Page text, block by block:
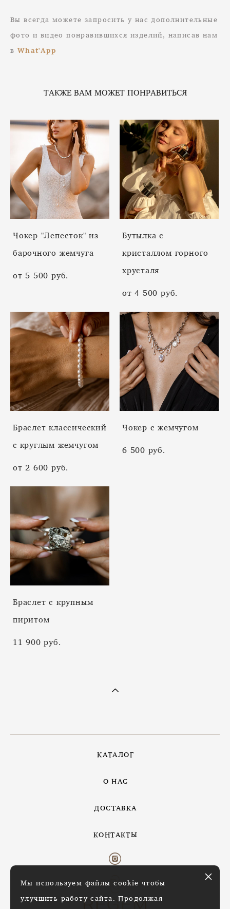
Вы всегда можете запросить у нас дополнительные
фото и видео понравившихся изделий, написав нам
в What'App
ТАКЖЕ ВАМ МОЖЕТ ПОНРАВИТЬСЯ
Чокер "Лепесток" из
барочного жемчуга
от 5 500 pуб.
Бутылка с
кристаллом горного
хрусталя
от 4 500 pуб.
Браслет классический
c круглым жемчугом
от 2 600 pуб.
Чокер с жемчугом
6 500 pуб.
Браслет с крупным
пиритом
11 900 pуб.
КАТАЛОГ
О НАС
ДОСТАВКА
КОНТАКТЫ
Мы используем файлы cookie чтобы
улучшить работу сайта. Продолжая